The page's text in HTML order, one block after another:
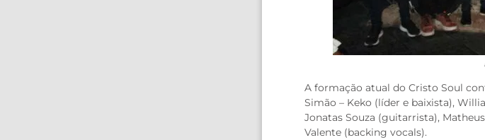
A formação atual do Cristo Soul
Simão – Keko (líder e baixista),
Jonatas Souza (guitarrista),
Valente (backing vocals).